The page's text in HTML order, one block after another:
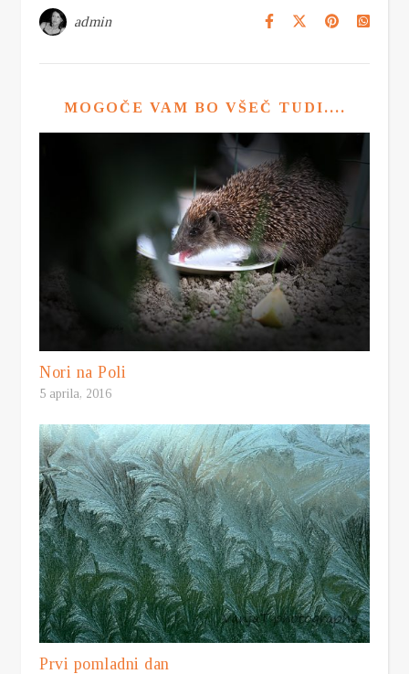
admin
MOGOČE VAM BO VŠEČ TUDI....
Nori na Poli
5 aprila, 2016
Prvi pomladni dan